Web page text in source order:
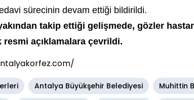
sürecinin devam ettiği bildirildi.
takip ettiği gelişmede, gözler
resmi açıklamalara çevrildi.
Antalya Büyükşehir Belediyesi Muhittin